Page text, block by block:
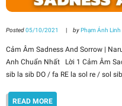
Posted05/10/2021 by Phạm Ánh Linh
Cảm Âm Sadness And Sorrow |
Anh Chuẩn Nhất Lời 1 Cảm Âm
sib la sib DO / fa RE la sol re / sol
READ MORE